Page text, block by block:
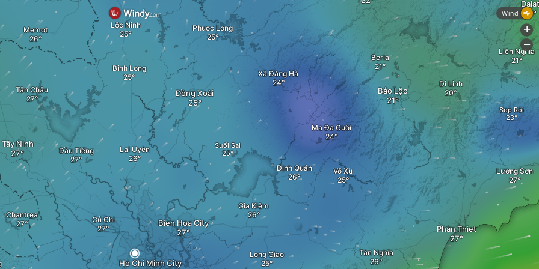
Củ Chi Bien Hoa City
Ho Chi Minh City
Gia Kiệm
Long Giao
Lộc Ninh
Binh Long
Memot
Lai Uyên
Dầu Tiếng
Đồng Xoài
Xã Đăng Hà
Phuoc Long
Định Quán
Suối Sai
Ma Đa Guôi
Chantrea
Phan Thiet
Tân Nghĩa
Tân Châu
Tây Ninh
Bảo Lộc
Di Linh
Berla
Võ Xu
Sop Rỏi
Liên Nghĩa
Lương Sơn
Dalat
Wind
+
-